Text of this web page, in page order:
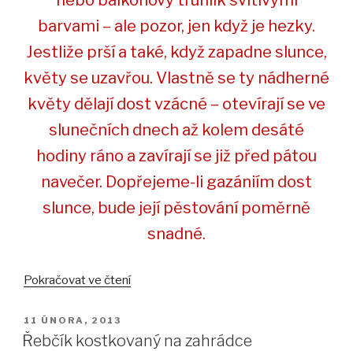
barvami – ale pozor, jen když je hezky.
Jestliže prší a také, když zapadne slunce,
květy se uzavřou. Vlastně se ty nádherné
květy dělají dost vzácné – otevírají se ve
slunečních dnech až kolem desáté
hodiny ráno a zavírají se již před pátou
navečer. Dopřejeme-li gazániím dost
slunce, bude její pěstování poměrně
snadné.
Pokračovat ve čtení„Gazánie
bez
PUBLIKOVÁNO
11 ÚNORA, 2013
Řebčík kostkovaný na zahrádce